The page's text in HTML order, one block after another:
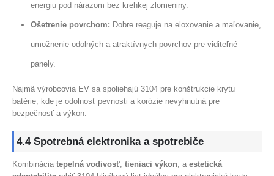
energiu pod nárazom bez krehkej zlomeniny.
Ošetrenie povrchom: Dobre reaguje na eloxovanie a maľovanie,
umožnenie odolných a atraktívnych povrchov pre viditeľné
panely.
Najmä výrobcovia EV sa spoliehajú 3104 pre konštrukcie krytu
batérie, kde je odolnosť pevnosti a korózie nevyhnutná pre
bezpečnosť a výkon.
4.4 Spotrebná elektronika a spotrebiče
Kombinácia tepelná vodivosť, tieniaci výkon , a estetická